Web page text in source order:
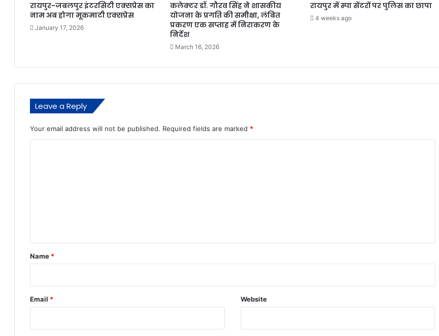
रायपुर-जबलपुर इंटरसिटी एक्सप्रेस का
नाम अब होगा मूकमाटी एक्सप्रेस
January 17, 2026
कलेक्टर डॉ. गौरव सिंह ने शासकीय
योजना के प्रगति की समीक्षा, लंबित
प्रकरण एक सप्ताह में निराकरण के
निर्देश
March 16, 2026
रायपुर में स्पा सेंटरों पर पुलिस का छापा
4 weeks ago
Leave a Reply
Your email address will not be published. Required fields are marked *
*
Name *
Email * Website